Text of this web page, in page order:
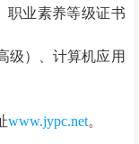
职业素养等级证书
级）、计算机应用
www.jypc.net。